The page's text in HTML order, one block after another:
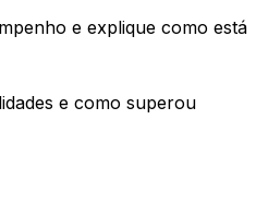
e explique como está
e como superou